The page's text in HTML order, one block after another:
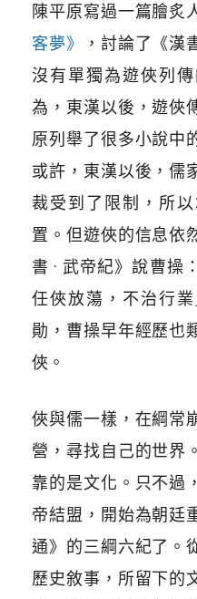
陳平原寫過一篇膾炙
客夢》
，討論了《漢
沒有單獨為遊俠列
為，東漢以後，遊俠
原列舉了很多小說中
或許，東漢以後，儒
裁受到了限制，所
置。但遊俠的信息依
書 · 武帝紀》說曹操
任俠放蕩，不治行
勛，曹操早年經歷也
俠。
俠與儒一樣，在綱常
營，尋找自己的世界
靠的是文化。只不過
帝結盟，開始為朝廷
通》的三綱六紀了。
歷史敘事，所留下的